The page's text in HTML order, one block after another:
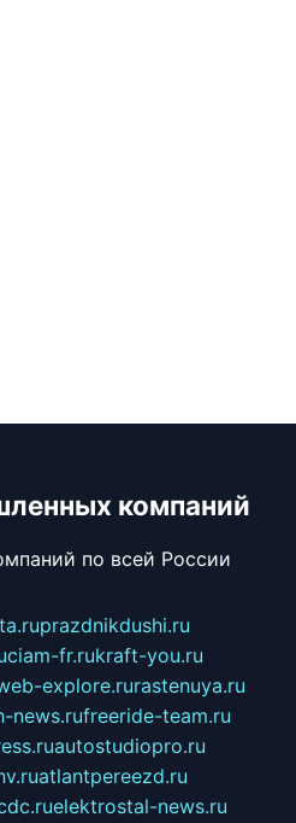
компаний
по всей России
prazdnikdushi.ru
ciam-fr.rukraft-you.ru
explore.rurastenuya.ru
news.rufreeride-team.ru
autostudiopro.ru
atlantpereezd.ru
elektrostal-news.ru